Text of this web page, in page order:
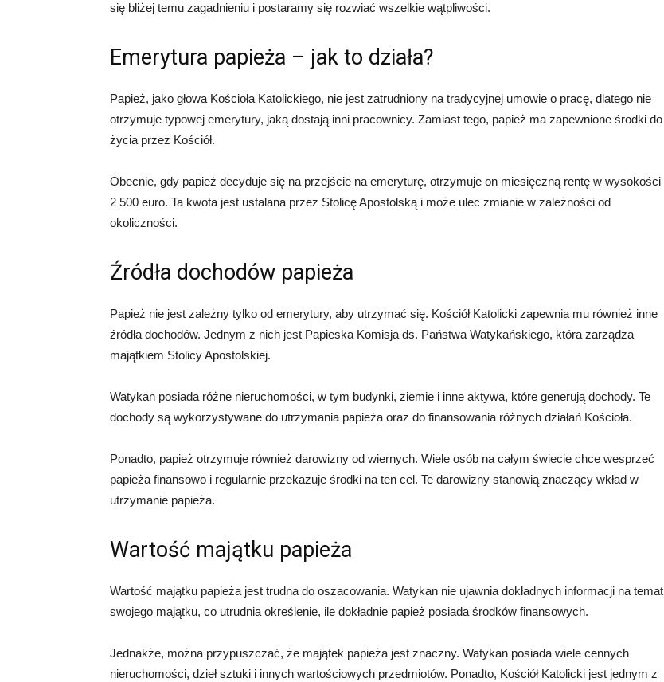
się bliżej temu zagadnieniu i postaramy się rozwiać wszelkie wątpliwości.
Emerytura papieża – jak to działa?
Papież, jako głowa Kościoła Katolickiego, nie jest zatrudniony na tradycyjnej umowie o pracę, dlatego nie
otrzymuje typowej emerytury, jaką dostają inni pracownicy. Zamiast tego, papież ma zapewnione środki do
życia przez Kościół.
Obecnie, gdy papież decyduje się na przejście na emeryturę, otrzymuje on miesięczną rentę w wysokości
2 500 euro. Ta kwota jest ustalana przez Stolicę Apostolską i może ulec zmianie w zależności od
okoliczności.
Źródła dochodów papieża
Papież nie jest zależny tylko od emerytury, aby utrzymać się. Kościół Katolicki zapewnia mu również inne
źródła dochodów. Jednym z nich jest Papieska Komisja ds. Państwa Watykańskiego, która zarządza
majątkiem Stolicy Apostolskiej.
Watykan posiada różne nieruchomości, w tym budynki, ziemie i inne aktywa, które generują dochody. Te
dochody są wykorzystywane do utrzymania papieża oraz do finansowania różnych działań Kościoła.
Ponadto, papież otrzymuje również darowizny od wiernych. Wiele osób na całym świecie chce wesprzeć
papieża finansowo i regularnie przekazuje środki na ten cel. Te darowizny stanowią znaczący wkład w
utrzymanie papieża.
Wartość majątku papieża
Wartość majątku papieża jest trudna do oszacowania. Watykan nie ujawnia dokładnych informacji na temat
swojego majątku, co utrudnia określenie, ile dokładnie papież posiada środków finansowych.
Jednakże, można przypuszczać, że majątek papieża jest znaczny. Watykan posiada wiele cennych
nieruchomości, dzieł sztuki i innych wartościowych przedmiotów. Ponadto, Kościół Katolicki jest jednym z